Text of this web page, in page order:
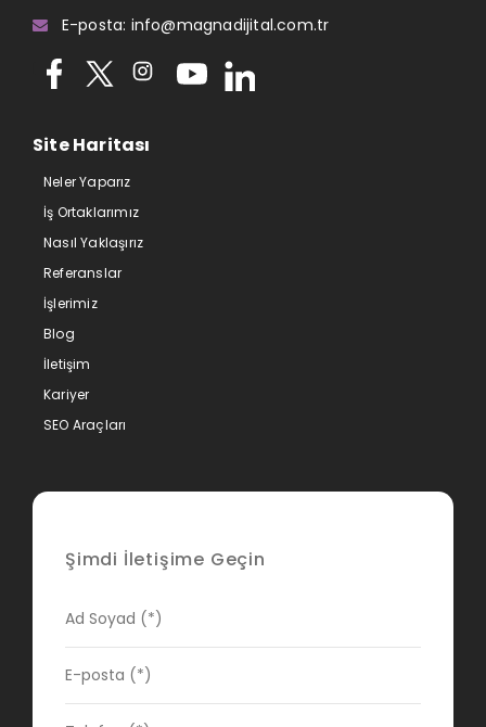
E-posta: info@magnadijital.com.tr
Site Haritası
Neler Yaparız
İş Ortaklarımız
Nasıl Yaklaşırız
Referanslar
İşlerimiz
Blog
İletişim
Kariyer
SEO Araçları
Şimdi İletişime Geçin